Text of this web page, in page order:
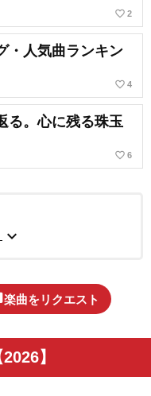
favorite_border 2
・人気曲ランキン
favorite_border 4
る。心に残る珠玉
favorite_border 6
expand_more
楽曲をリクエスト
】